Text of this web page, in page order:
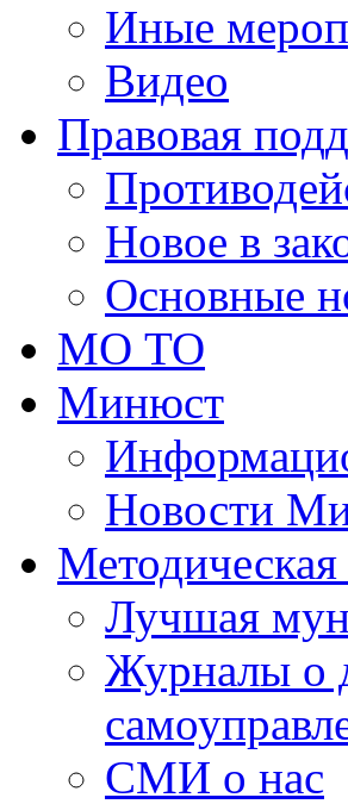
Иные
Видео
Правовая
Новое в
Основные
МО ТО
Минюст
Новости
Методическая
Лучшая
Журналы о
СМИ о нас